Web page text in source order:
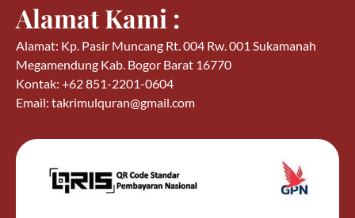
Alamat Kami :
Alamat: Kp. Pasir Muncang Rt. 004 Rw. 001 Sukamanah
Megamendung Kab. Bogor Barat 16770
Kontak: +62 851-2201-0604
Email: takrimulquran@gmail.com